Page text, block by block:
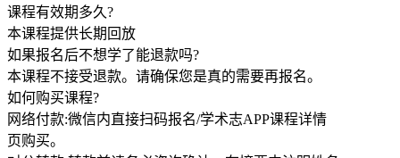
课程有效期多久?
本课程提供长期回放
如果报名后不想学了能退款吗?
本课程不接受退款。请确保您是真的需要再报名。
如何购买课程?
网络付款:微信内直接扫码报名/学术志APP课程详情
页购买。